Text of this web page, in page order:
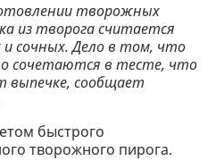
творожных
из творога считается
сочных. Дело в том, что
сочетаются в тесте, что
выпечке, сообщает
быстрого
творожного пирога.